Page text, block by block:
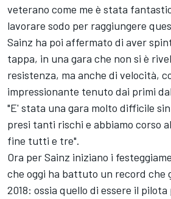
veterano come me è stata
lavorare sodo per raggiungere
Sainz ha poi affermato di aver
tappa, in una gara che non si è
resistenza, ma anche di velocità,
impressionante tenuto dai primi
"E' stata una gara molto difficile
presi tanti rischi e abbiamo corso
fine tutti e tre".
Ora per Sainz iniziano i
che oggi ha battuto un record che
2018: ossia quello di essere il